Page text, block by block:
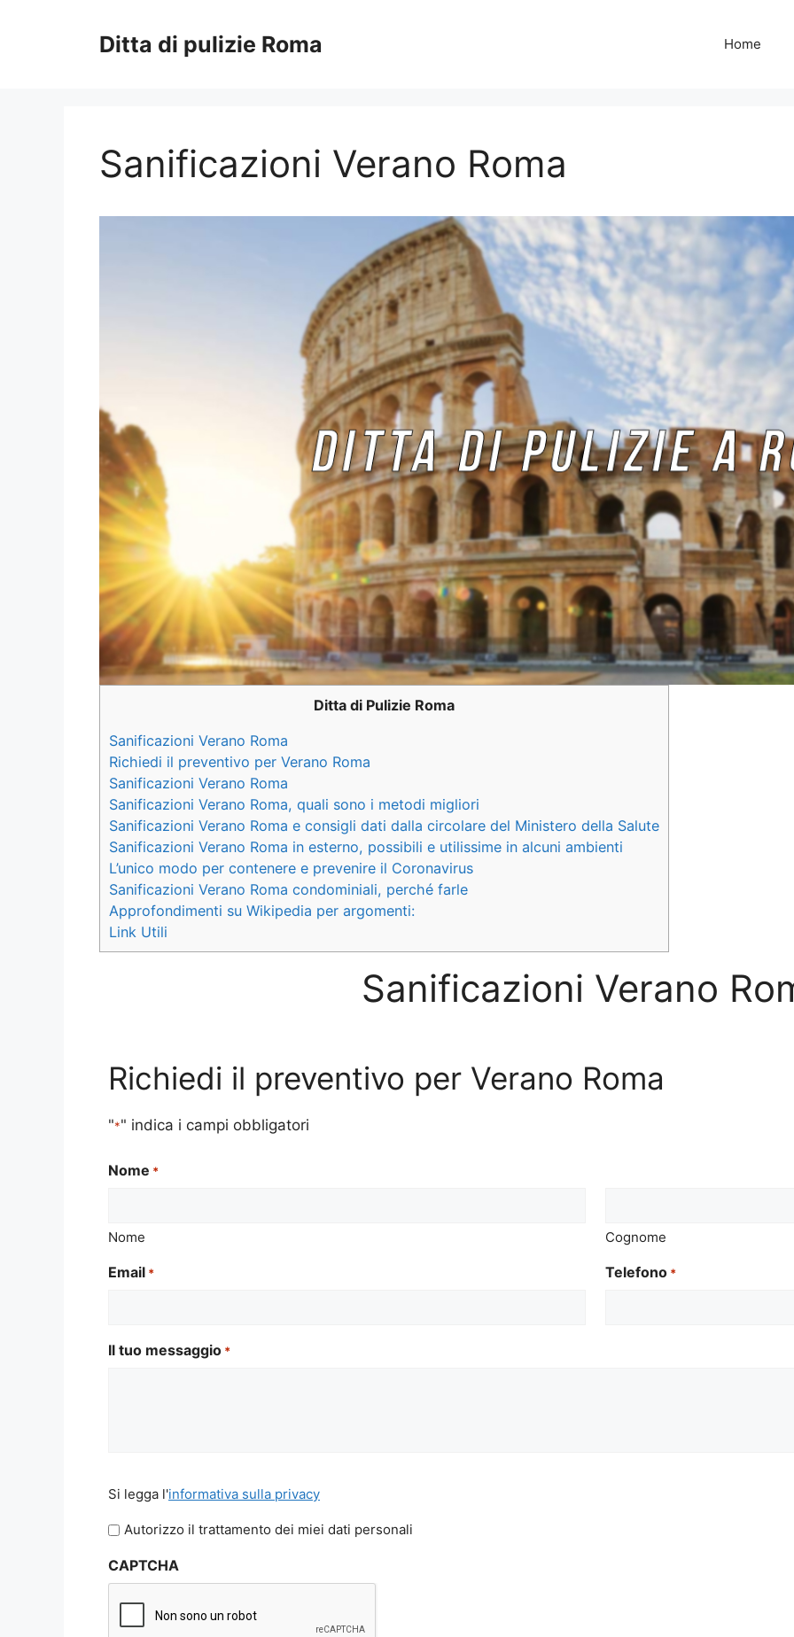
Ditta di pulizie Roma Home
Sanificazioni Verano Roma
Ditta di Pulizie Roma
Sanificazioni Verano Roma
Richiedi il preventivo per Verano Roma
Sanificazioni Verano Roma
Sanificazioni Verano Roma, quali sono i metodi migliori
Sanificazioni Verano Roma e consigli dati dalla circolare del Ministero della Salute
Sanificazioni Verano Roma in esterno, possibili e utilissime in alcuni ambienti
L’unico modo per contenere e prevenire il Coronavirus
Sanificazioni Verano Roma condominiali, perché farle
Approfondimenti su Wikipedia per argomenti:
Link Utili
Sanificazioni Verano
Richiedi il preventivo per Verano Roma
"*" indica i campi obbligatori
Nome *
Nome Cognome
Email * Telefono *
Il tuo messaggio *
legga
l'informativa
privacy
Si legga l'informativa sulla privacy
Autorizzo il trattamento dei miei dati personali
CAPTCHA